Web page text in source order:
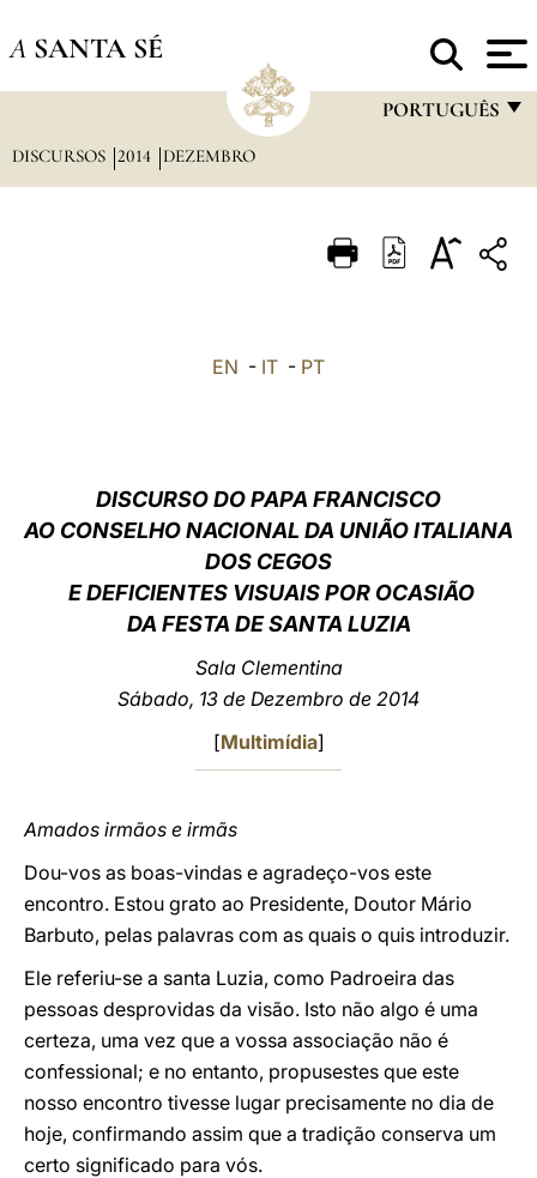
A SANTA SÉ
PORTUGUÊS
ITALIANO
中文
DISCURSOS 2014 DEZEMBRO
EN - IT - PT
DISCURSO DO PAPA FRANCISCO
AO CONSELHO NACIONAL DA UNIÃO ITALIANA
DOS CEGOS
E DEFICIENTES VISUAIS POR OCASIÃO
DA FESTA DE SANTA LUZIA
Sala Clementina
Sábado, 13 de Dezembro de 2014
[Multimídia]
Amados irmãos e irmãs
Dou-vos as boas-vindas e agradeço-vos este
encontro. Estou grato ao Presidente, Doutor Mário
Barbuto, pelas palavras com as quais o quis introduzir.
Ele referiu-se a santa Luzia, como Padroeira das
pessoas desprovidas da visão. Isto não algo é uma
certeza, uma vez que a vossa associação não é
confessional; e no entanto, propusestes que este
nosso encontro tivesse lugar precisamente no dia de
hoje, confirmando assim que a tradição conserva um
certo significado para vós.